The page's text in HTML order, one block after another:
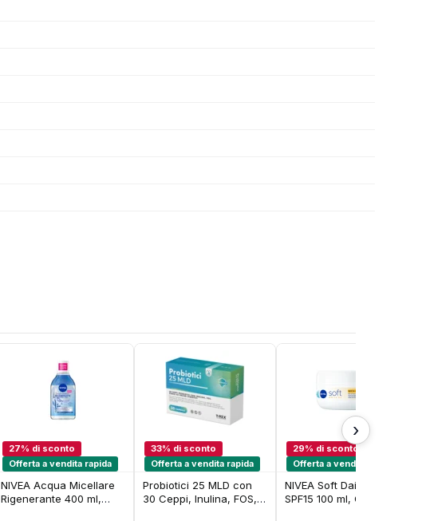
27% di sconto
Offerta a vendita rapida
NIVEA Acqua Micellare
Rigenerante 400 ml,
33% di sconto
Offerta a vendita rapida
Probiotici 25 MLD con
30 Ceppi, Inulina, FOS,
29% di sconto
Offerta a vendita rapida
NIVEA Soft Daily UV
SPF15 100 ml, Crema
›